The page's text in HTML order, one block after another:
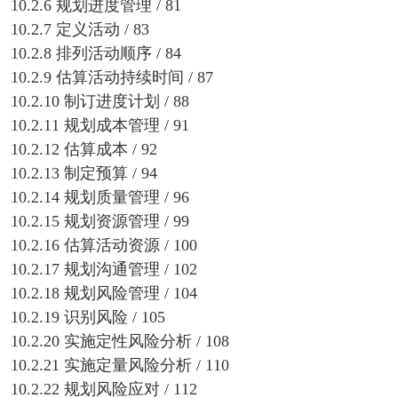
10.2.6 规划进度管理 / 81
10.2.7 定义活动 / 83
10.2.8 排列活动顺序 / 84
10.2.9 估算活动持续时间 / 87
10.2.10 制订进度计划 / 88
10.2.11 规划成本管理 / 91
10.2.12 估算成本 / 92
10.2.13 制定预算 / 94
10.2.14 规划质量管理 / 96
10.2.15 规划资源管理 / 99
10.2.16 估算活动资源 / 100
10.2.17 规划沟通管理 / 102
10.2.18 规划风险管理 / 104
10.2.19 识别风险 / 105
10.2.20 实施定性风险分析 / 108
10.2.21 实施定量风险分析 / 110
10.2.22 规划风险应对 / 112